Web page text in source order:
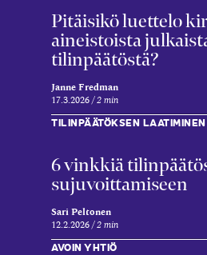
Pitäisikö luettelo
aineistoista
tilinpäätöstä?
Janne Fredman
17.3.2026 2 min
TILINPÄÄTÖKSEN LAATIMINEN
6 vinkkiä
sujuvoittamiseen
Sari Peltonen
12.2.2026 2 min
AVOIN YHTIÖ